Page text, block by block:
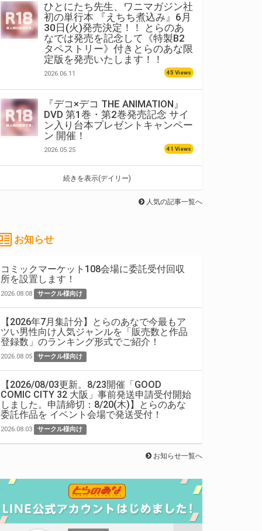
ひとにたち先生、ワニマガジン社
初の単行本 『えちち煮込み』6月
30日(火)発売決定！！ とらのあ
なでは発売を記念して《特製B2
タペストリー》付きとらのあな限
定版を発売いたします！！
2026.06.11 45 Views
『デコ×デコ THE ANIMATION』
DVD 第1巻・第2巻発売記念 サイ
ン入り台本プレゼントキャンペー
ン 開催！
2026.05.25 41 Views
続きを表示(デイリー)
人気の記事一覧へ
お知らせ
コミックマーケット108会場に委託受付回収
所を設置します！
2026.08.08 サークル様向け
【2026年7月集計分】とらのあなで今最もア
ツい男性向け人気ジャンルを「販売数と作品
登録数」のランキング形式でご紹介！
2026.08.05 サークル様向け
【2026/08/03更新。8/23開催「GOOD
COMIC CITY 32 大阪」事前発送申請受付開始
しました。申請締切：8/20(木)】とらのあな
委託作品を イベント会場で発送受付！
2026.08.03 サークル様向け
お知らせ一覧へ